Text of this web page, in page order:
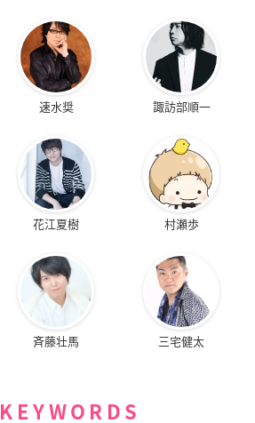
速水奨 諏訪部順一
花江夏樹 村瀬歩
斉藤壮馬 三宅健太
KEYWORDS